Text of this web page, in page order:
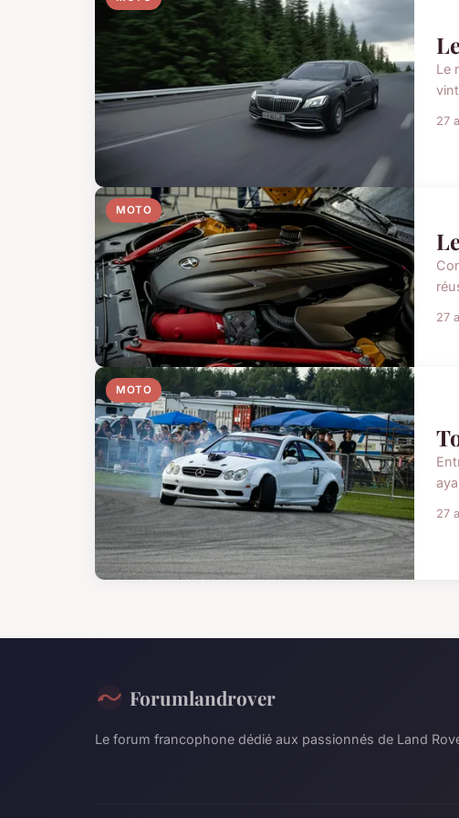
Le
27
MOTO
27
MOTO
27
Forumlandrover
Le forum francophone dédié aux passionnés de Land